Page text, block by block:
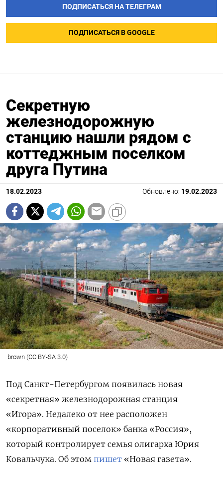
ПОДПИСАТЬСЯ НА ТЕЛЕГРАМ
ПОДПИСАТЬСЯ В GOOGLE
Секретную
железнодорожную
станцию нашли рядом с
коттеджным поселком
друга Путина
18.02.2023 Обновлено: 19.02.2023
brown (CC BY-SA 3.0)
Под Санкт-Петербургом появилась новая
«секретная» железнодорожная станция
«Игора». Недалеко от нее расположен
«корпоративный поселок» банка «Россия»,
который контролирует семья олигарха Юрия
Ковальчука. Об этом пишет «Новая газета».